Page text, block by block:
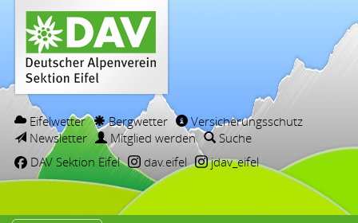
Eifelwetter Bergwetter
Versicherungsschutz
Newsletter
Mitglied werden
Suche
DAV Sektion Eifel
dav.eifel jdav_eifel